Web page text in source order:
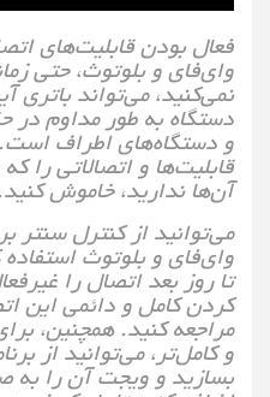
فعال بودن قابلیت‌های
وای‌فای و بلوتوث، حتی
نمی‌کنید، می‌تواند باتری
دستگاه به طور مداوم در
و دستگاه‌های اطراف است.
قابلیت‌ها و اتصالاتی را که
آن‌ها ندارید، خاموش کنید.
می‌توانید از کنترل سنتر
وای‌فای و بلوتوث استفاده
تا روز بعد اتصال را
مراجعه کنید. همچنین،
و کامل‌تر، می‌توانید از
بسازید و ویجت آن را به